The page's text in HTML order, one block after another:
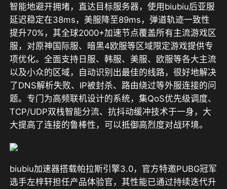
智能地避开拥堵，直达目标服务器，使用biubiu后亚服
延迟稳定在38ms，美服降至89ms，弹道轨迹一致性
提升70%，其全球2000+加速节点覆盖所有主流游戏区
服，对原神国际服、暗黑4欧服等区域限定游戏提供专
项优化。全面支持日服、韩服、美服、欧服等各大主流
以及小众的区域，自动识别出最佳的线路，很好地解决
了DNS解析失败、IP被封杀、路由绕过等外服连接的问
题。专门为高频联机设计的系统，集QoS优先级调度、
TCP/UDP双栈智能分流、抗抖动缓冲技术于一身，大
大提高了连接的鲁棒性，可以抵御高烈度对战环境。
biubiu加速器搭载帕拉斯引擎3.0，官方特邀PUBG冠军
选手左梓轩担任产品体验官 ，其性能已通过持续迭代升